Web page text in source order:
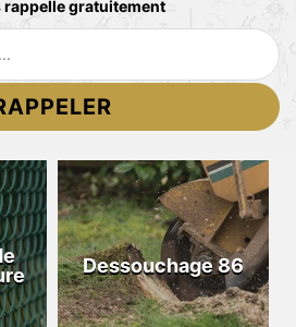
rappelle gratuitement
Dessouchage 86